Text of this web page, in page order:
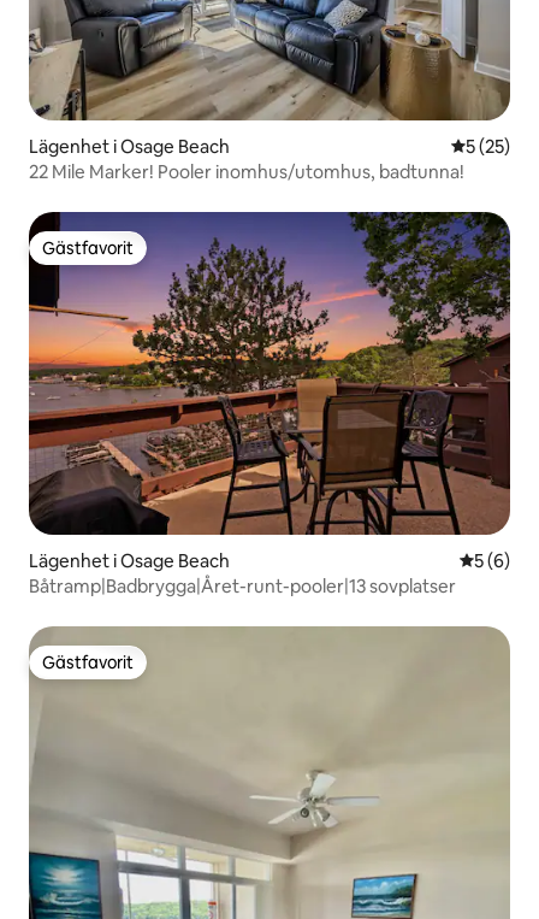
Lägenhet i Osage Beach 5 av 5 i
5 (25)
22 Mile Marker! Pooler inomhus/utomhus, badtunna!
Gästfavorit
Gästfavorit
Lägenhet i Osage Beach 5 av 5 i
5 (6)
Båtramp|Badbrygga|Året-runt-pooler|13 sovplatser
Gästfavorit
Gästfavorit